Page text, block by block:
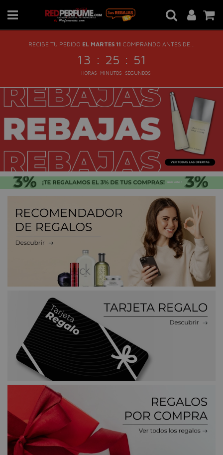
RECIBE TU PEDIDO EL MARTES 11 COMPRANDO ANTES DE...
13 : 25 : 51
HORAS MINUTOS SEGUNDOS